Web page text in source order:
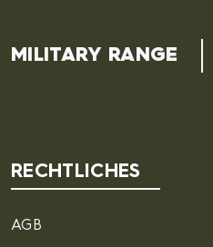
MILITARY RANGE
RECHTLICHES
AGB